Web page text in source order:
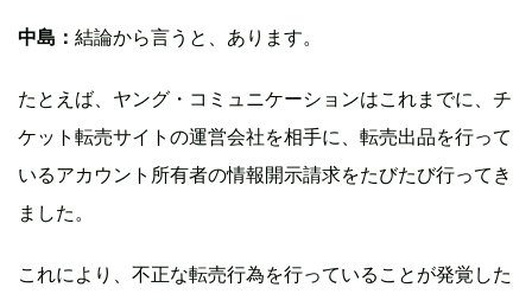
中島： 結論から言うと、あります。
たとえば、ヤング・コミュニケーションはこれまでに、チ
ケット転売サイトの運営会社を相手に、転売出品を行って
いるアカウント所有者の情報開示請求をたびたび行ってき
ました。
これにより、不正な転売行為を行っていることが発覚した